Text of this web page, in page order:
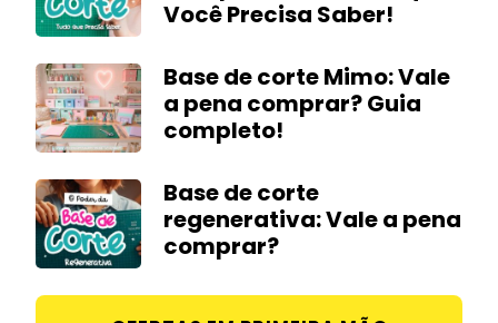
Você Precisa Saber!
Base de corte Mimo: Vale
a pena comprar? Guia
completo!
Base de corte
regenerativa: Vale a pena
comprar?